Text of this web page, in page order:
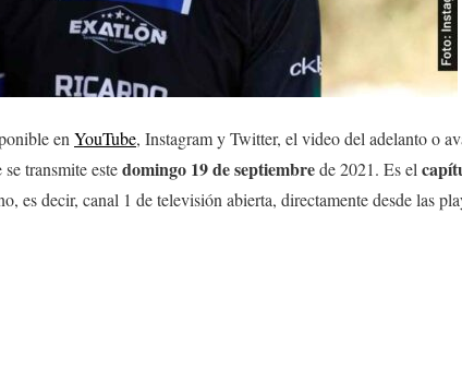
en YouTube, Instagram y Twitter, el video del adelanto o
transmite estedomingo 19de septiembrede 2021. Es el
es decir, canal 1 de televisión abierta, directamente desde las